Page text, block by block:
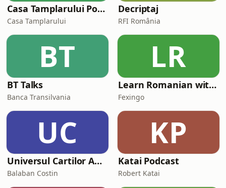
Casa Tamplarului Podcast
Casa Tamplarului
Decriptaj
RFI România
BT
BT Talks
Banca Transilvania
LR
Learn Romanian with Fexingo
Fexingo
UC
Universul Cartilor Audio
Balaban Costin
KP
Katai Podcast
Robert Katai